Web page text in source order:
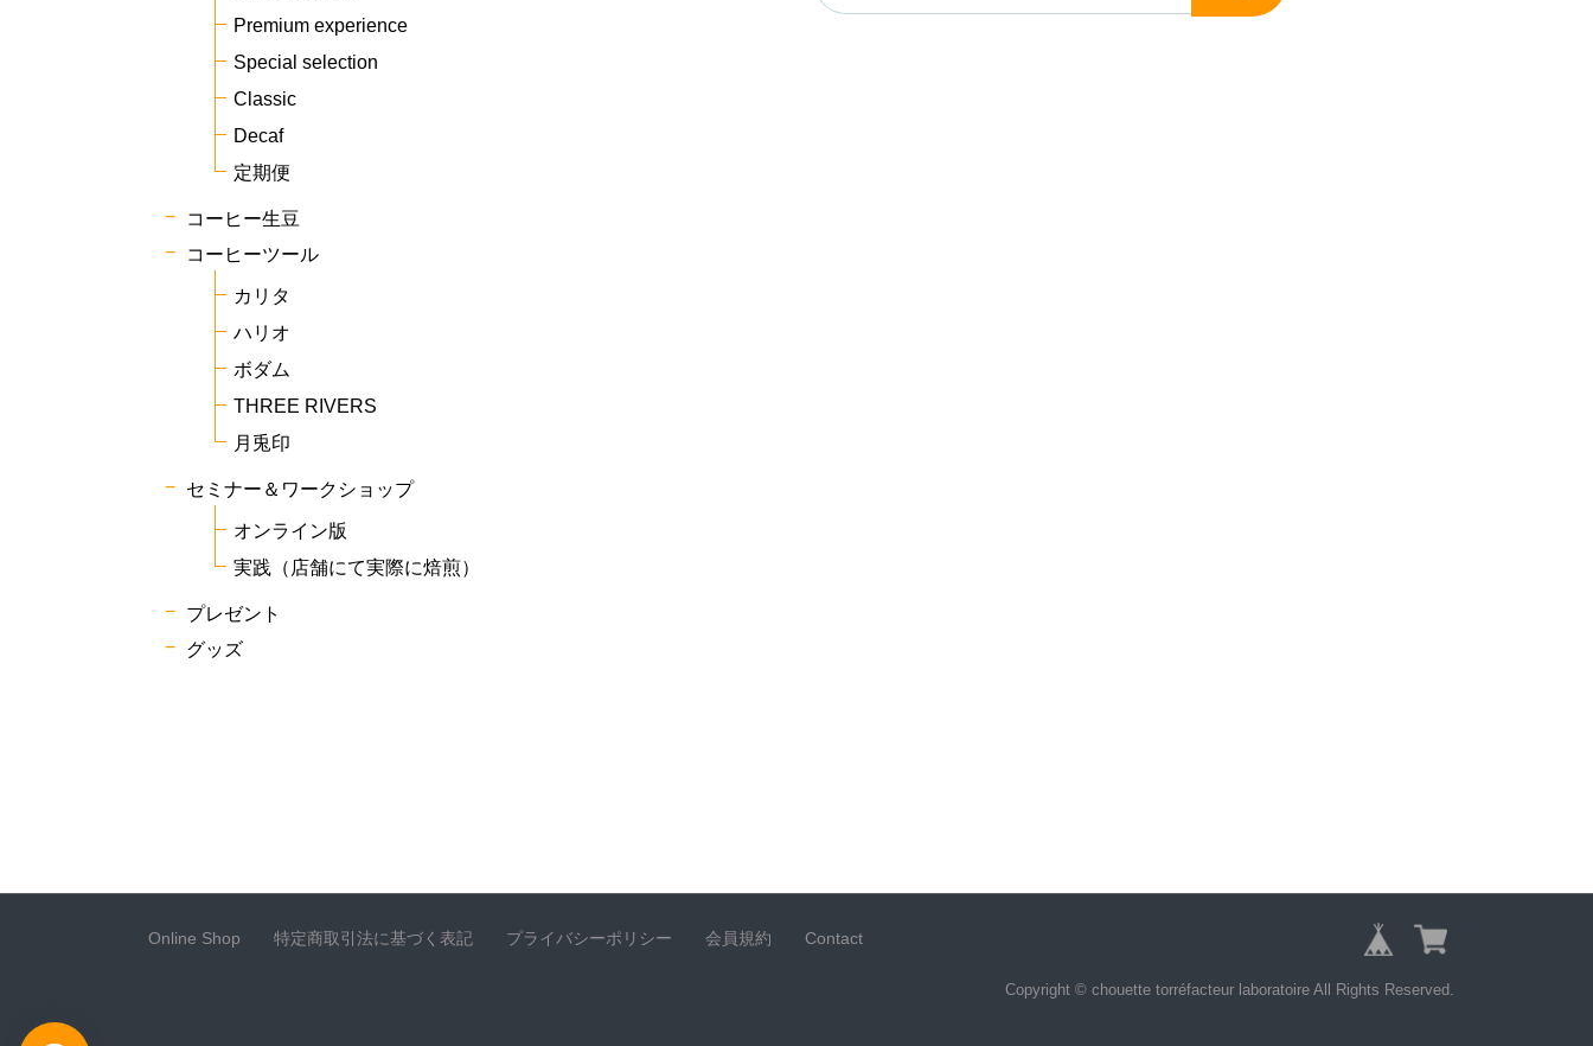
Premium experience
Special selection
Classic
Decaf
定期便
コーヒー生豆
コーヒーツール
カリタ
ハリオ
ボダム
THREE RIVERS
月兎印
セミナー＆ワークショップ
オンライン版
実践（店舗にて実際に焙煎）
プレゼント
グッズ
Online Shop 特定商取引法に基づく表記 プライバシーポリシー 会員規約 Contact
Copyright © chouette torréfacteur laboratoire All Rights Reserved.